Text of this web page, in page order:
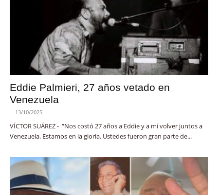
Eddie Palmieri, 27 años vetado en
Venezuela
- 13/10/2025
VÍCTOR SUÁREZ - “Nos costó 27 años a Eddie y a mí volver juntos a
Venezuela. Estamos en la gloria. Ustedes fueron gran parte de...